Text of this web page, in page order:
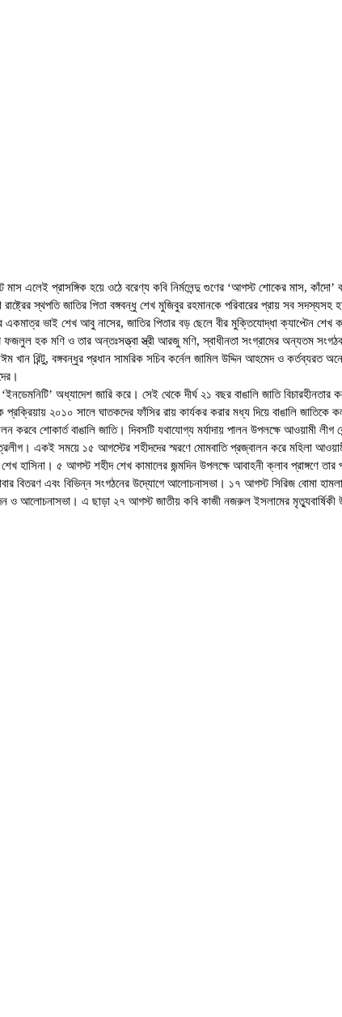
এলেই প্রাসঙ্গিক হয়ে ওঠে বরেণ্য কবি নির্মলেন্দু গুণের ‘আগস্ট শোকের মাস,
স্থপতি জাতির পিতা বঙ্গবন্ধু শেখ মুজিবুর রহমানকে পরিবারের প্রায় সব
ভাই শেখ আবু নাসের, জাতির পিতার বড় ছেলে বীর মুক্তিযোদ্ধা ক্যাপ্টেন শেখ
হক মণি ও তার অন্তঃসত্ত্বা স্ত্রী আরজু মণি, স্বাধীনতা সংগ্রামের অন্যতম সংগঠক
রিন্টু, বঙ্গবন্ধুর প্রধান সামরিক সচিব কর্নেল জামিল উদ্দিন আহমেদ ও কর্তব্যরত
অধ্যাদেশ জারি করে। সেই থেকে দীর্ঘ ২১ বছর বাঙালি জাতি
প্রক্রিয়ায় ২০১০ সালে ঘাতকদের ফাঁসির রায় কার্যকর করার মধ্য দিয়ে বাঙালি
করবে শোকার্ত বাঙালি জাতি। দিবসটি যথাযোগ্য মর্যাদায় পালন উপলক্ষে আওয়ামী
একই সময়ে ১৫ আগস্টের শহীদদের স্মরণে মোমবাতি প্রজ্বালন করে মহিলা
হাসিনা। ৫ আগস্ট শহীদ শেখ কামালের জন্মদিন উপলক্ষে আবাহনী ক্লাব প্রাঙ্গণে
বিতরণ এবং বিভিন্ন সংগঠনের উদ্যোগে আলোচনাসভা। ১৭ আগস্ট সিরিজ বোমা
ও আলোচনাসভা। এ ছাড়া ২৭ আগস্ট জাতীয় কবি কাজী নজরুল ইসলামের